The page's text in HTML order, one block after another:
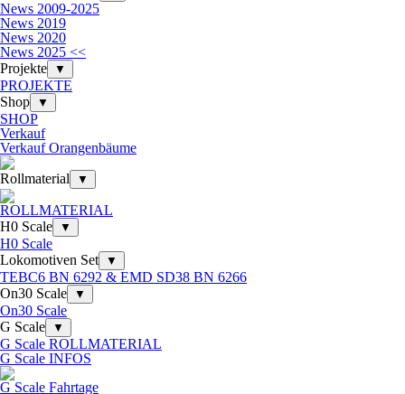
News 2009-2025
News 2019
News 2020
News 2025 <<
Projekte
▼
PROJEKTE
Shop
▼
SHOP
Verkauf
Verkauf Orangenbäume
Rollmaterial
▼
ROLLMATERIAL
H0 Scale
▼
H0 Scale
Lokomotiven Set
▼
TEBC6 BN 6292 & EMD SD38 BN 6266
On30 Scale
▼
On30 Scale
G Scale
▼
G Scale ROLLMATERIAL
G Scale INFOS
G Scale Fahrtage